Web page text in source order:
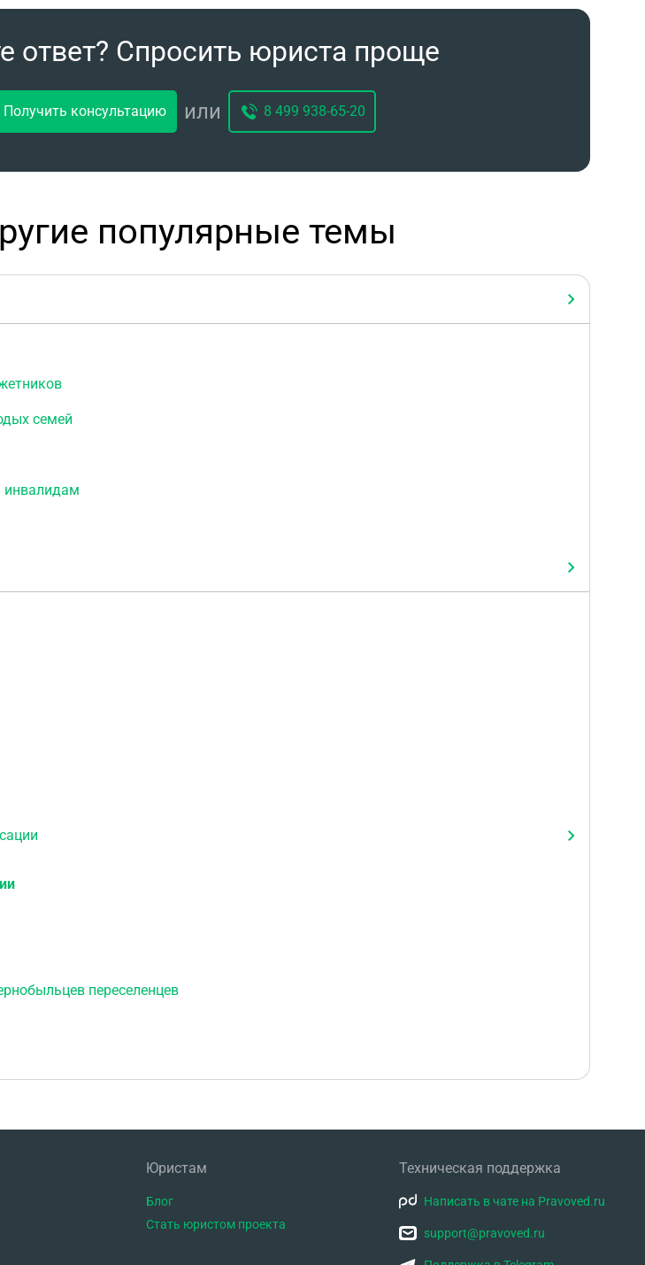
ответ? Спросить юриста проще
Получить консультацию или 8 499 938-65-20
популярные темы
семей
инвалидам
переселенцев
Юристам
Блог
Стать юристом проекта
Техническая поддержка
Написать в чате на Pravoved.ru
support@pravoved.ru